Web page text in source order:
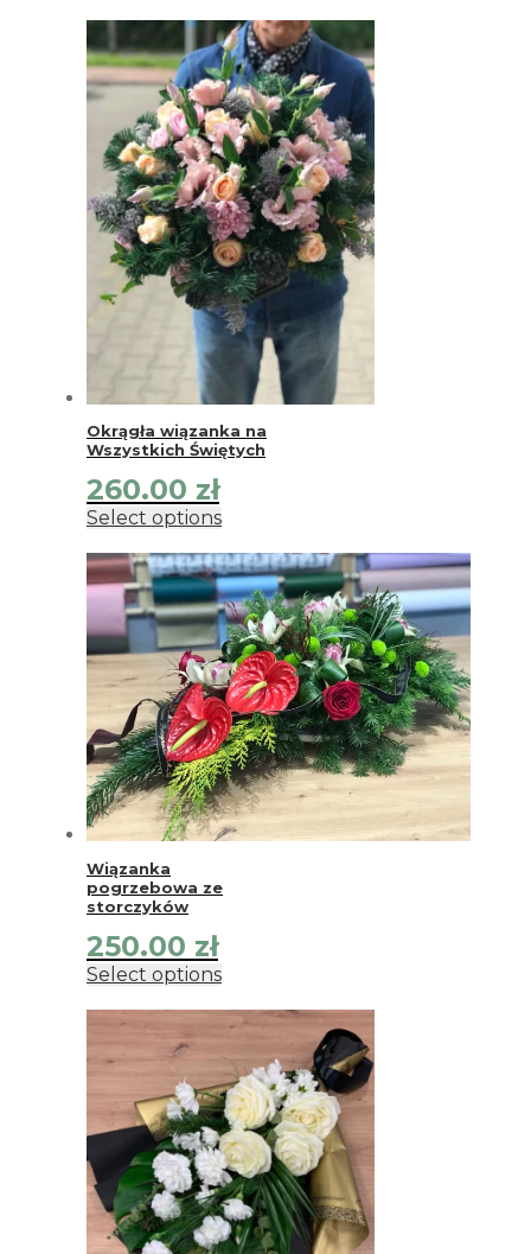
Okrągła wiązanka na
Wszystkich Świętych
260.00 zł
Select options
Wiązanka
pogrzebowa ze
storczyków
250.00 zł
Select options